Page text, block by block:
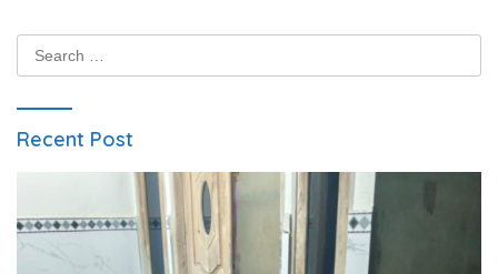
Recent Post